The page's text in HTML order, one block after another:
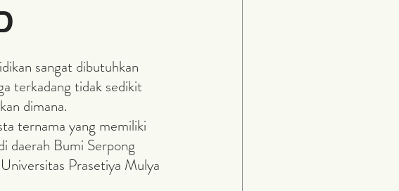
terkadang tidak sedikit
dimana.
daerah Bumi Serpong
Prasetiya Mulya